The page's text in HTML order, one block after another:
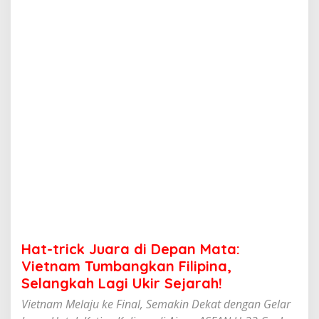
t
n
a
m
T
u
Hat-trick Juara di Depan Mata:
Vietnam Tumbangkan Filipina,
Selangkah Lagi Ukir Sejarah!
Vietnam Melaju ke Final, Semakin Dekat dengan Gelar